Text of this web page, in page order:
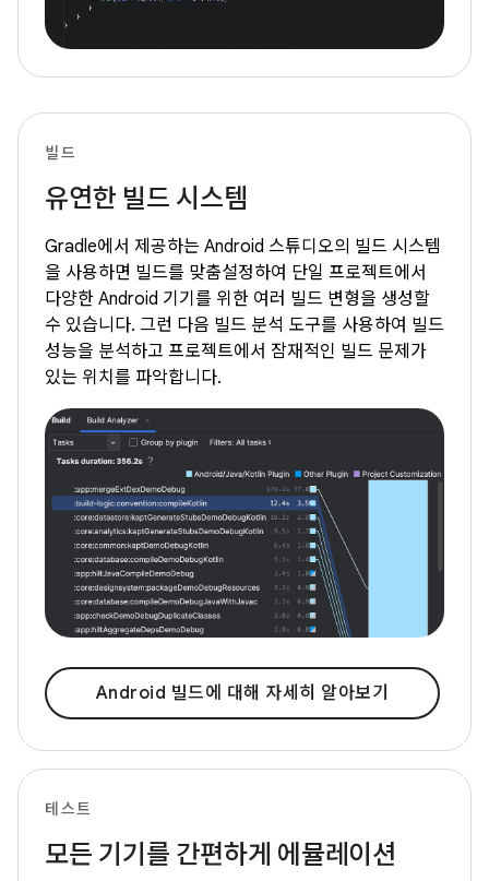
빌드
유연한 빌드 시스템
Gradle에서 제공하는 Android 스튜디오의 빌드 시스템
을 사용하면 빌드를 맞춤설정하여 단일 프로젝트에서
다양한 Android 기기를 위한 여러 빌드 변형을 생성할
수 있습니다. 그런 다음 빌드 분석 도구를 사용하여 빌드
성능을 분석하고 프로젝트에서 잠재적인 빌드 문제가
있는 위치를 파악합니다.
Android 빌드에 대해 자세히 알아보기
테스트
모든 기기를 간편하게 에뮬레이션